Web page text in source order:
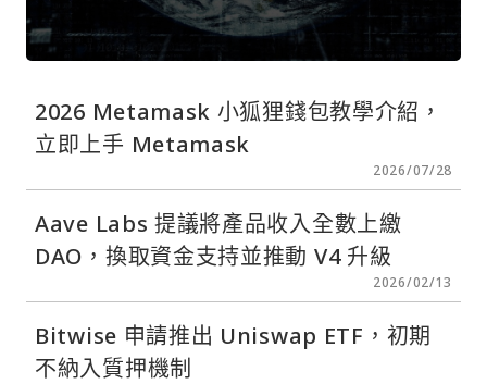
2026 Metamask 小狐狸錢包教學介紹，
立即上手 Metamask
2026/07/28
Aave Labs 提議將產品收入全數上繳
DAO，換取資金支持並推動 V4 升級
2026/02/13
Bitwise 申請推出 Uniswap ETF，初期
不納入質押機制